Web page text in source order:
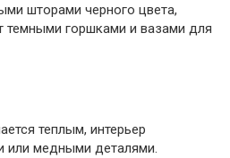
шторами черного цвета,
темными горшками и вазами для
теплым, интерьер
или медными деталями.